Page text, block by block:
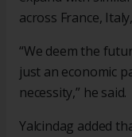
across France,
“We deem the
just an economic
necessity,” he said.
Yalcindag added